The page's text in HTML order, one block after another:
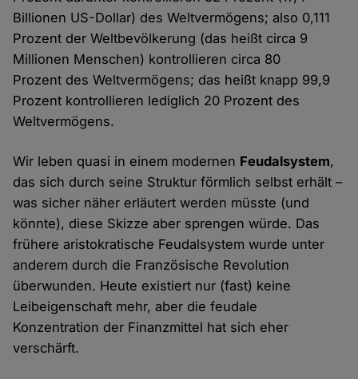
Billionen US-Dollar) des Weltvermögens; also 0,111
Prozent der Weltbevölkerung (das heißt circa 9
Millionen Menschen) kontrollieren circa 80
Prozent des Weltvermögens; das heißt knapp 99,9
Prozent kontrollieren lediglich 20 Prozent des
Weltvermögens.
Wir leben quasi in einem modernen Feudalsystem,
das sich durch seine Struktur förmlich selbst erhält –
was sicher näher erläutert werden müsste (und
könnte), diese Skizze aber sprengen würde. Das
frühere aristokratische Feudalsystem wurde unter
anderem durch die Französische Revolution
überwunden. Heute existiert nur (fast) keine
Leibeigenschaft mehr, aber die feudale
Konzentration der Finanzmittel hat sich eher
verschärft.